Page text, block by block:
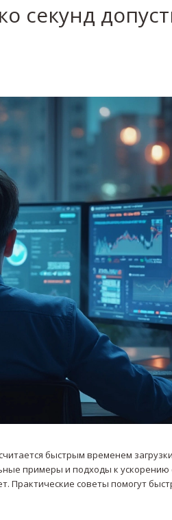
секунд
быстрым временем
примеры и подходы к ускорению
Практические советы помогут